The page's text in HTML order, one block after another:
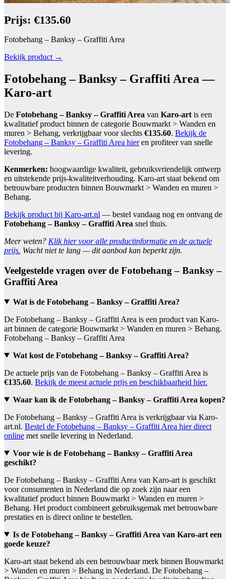
Prijs: €135.60
Fotobehang – Banksy – Graffiti Area
Bekijk product →
Fotobehang – Banksy – Graffiti Area —
Karo-art
De Fotobehang – Banksy – Graffiti Area van Karo-art is een
kwalitatief product binnen de categorie Bouwmarkt > Wanden en
muren > Behang, verkrijgbaar voor slechts €135.60. Bekijk de
Fotobehang – Banksy – Graffiti Area hieren profiteer van snelle
levering.
Kenmerken: hoogwaardige kwaliteit, gebruiksvriendelijk ontwerp
en uitstekende prijs-kwaliteitverhouding. Karo-art staat bekend om
betrouwbare producten binnen Bouwmarkt > Wanden en muren >
Behang.
Bekijk product bij Karo-art.nl — bestel vandaag nog en ontvang de
Fotobehang – Banksy – Graffiti Area snel thuis.
Meer weten? Klik hier voor alle productinformatie en de actuele
prijs. Wacht niet te lang — dit aanbod kan beperkt zijn.
Veelgestelde vragen over de Fotobehang – Banksy –
Graffiti Area
Wat is de Fotobehang – Banksy – Graffiti Area?
De Fotobehang – Banksy – Graffiti Area is een product van Karo-
art binnen de categorie Bouwmarkt > Wanden en muren > Behang.
Fotobehang – Banksy – Graffiti Area
Wat kost de Fotobehang – Banksy – Graffiti Area?
De actuele prijs van de Fotobehang – Banksy – Graffiti Area is
€135.60. Bekijk de meest actuele prijs en beschikbaarheid hier.
Waar kan ik de Fotobehang – Banksy – Graffiti Area kopen?
De Fotobehang – Banksy – Graffiti Area is verkrijgbaar via Karo-
art.nl. Bestel de Fotobehang – Banksy – Graffiti Area hier direct
online met snelle levering in Nederland.
Voor wie is de Fotobehang – Banksy – Graffiti Area
geschikt?
De Fotobehang – Banksy – Graffiti Area van Karo-art is geschikt
voor consumenten in Nederland die op zoek zijn naar een
kwalitatief product binnen Bouwmarkt > Wanden en muren >
Behang. Het product combineert gebruiksgemak met betrouwbare
prestaties en is direct online te bestellen.
Is de Fotobehang – Banksy – Graffiti Area van Karo-art een
goede keuze?
Karo-art staat bekend als een betrouwbaar merk binnen Bouwmarkt
> Wanden en muren > Behang in Nederland. De Fotobehang –